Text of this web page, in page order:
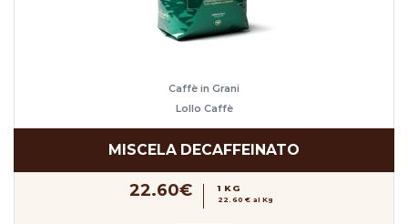
Caffè in Grani
Lollo Caffè
MISCELA DECAFFEINATO
22.60€ 1 KG
22.60 € al Kg